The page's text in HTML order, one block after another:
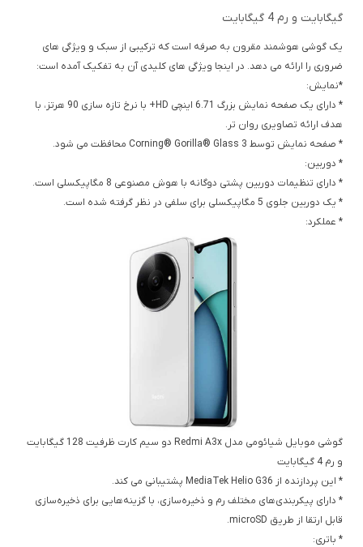
گیگابایت و رم 4 گیگابایت
یک گوشی هوشمند مقرون به صرفه است که ترکیبی از سبک و ویژگی های
ضروری را ارائه می دهد. در اینجا ویژگی های کلیدی آن به تفکیک آمده است:
*نمایش:
* دارای یک صفحه نمایش بزرگ 6.71 اینچی HD+ با نرخ تازه سازی 90 هرتز، با
هدف ارائه تصاویری روان تر.
* صفحه نمایش توسط Corning® Gorilla® Glass 3 محافظت می شود.
* دوربین:
* دارای تنظیمات دوربین پشتی دوگانه با هوش مصنوعی 8 مگاپیکسلی است.
* یک دوربین جلوی 5 مگاپیکسلی برای سلفی در نظر گرفته شده است.
* عملکرد:
گوشی موبایل شیائومی مدل Redmi A3x دو سیم کارت ظرفیت 128 گیگابایت
و رم 4 گیگابایت
* این پردازنده از MediaTek Helio G36 پشتیبانی می کند.
* دارای پیکربندی‌های مختلف رم و ذخیره‌سازی، با گزینه‌هایی برای ذخیره‌سازی
قابل ارتقا از طریق microSD.
* باتری: